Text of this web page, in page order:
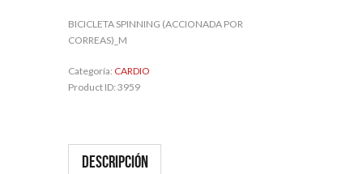
BICICLETA SPINNING (ACCIONADA POR
CORREAS)_M
Categoría: CARDIO
Product ID: 3959
Descripción